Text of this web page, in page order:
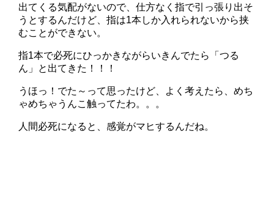
出てくる気配がないので、仕方なく指で引っ張り出そ
うとするんだけど、指は1本しか入れられないから挟
むことができない。
指1本で必死にひっかきながらいきんでたら「つる
ん」と出てきた！！！
うほっ！でた～って思ったけど、よく考えたら、めち
ゃめちゃうんこ触ってたわ。。。
人間必死になると、感覚がマヒするんだね。